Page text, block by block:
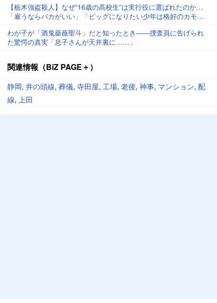
【栃木強盗殺人】なぜ“16歳の高校生”は実行役に選ばれたのか…
「雇うならバカがいい」「ビッグになりたい少年は格好のカモ」
わが子が「酒鬼薔薇聖斗」だと知ったとき――捜査員に告げられ
た驚愕の真実「息子さんが天井裏に……」
関連情報（BiZ PAGE＋）
静岡, 井の頭線, 葬儀, 寺田屋, 工場, 老後, 神事, マンション, 配
線, 上田